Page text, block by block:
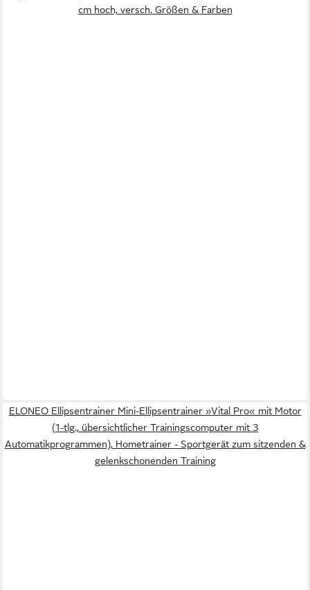
cm hoch, versch. Größen & Farben
ELONEO Ellipsentrainer Mini-Ellipsentrainer »Vital Pro« mit Motor
(1-tlg., übersichtlicher Trainingscomputer mit 3
Automatikprogrammen), Hometrainer - Sportgerät zum sitzenden &
gelenkschonenden Training